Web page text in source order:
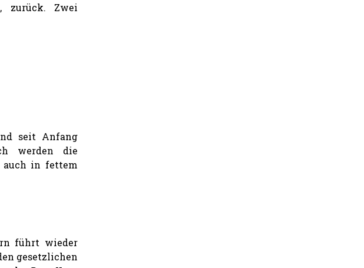
zurück. Zwei
seit Anfang
werden die
auch in fettem
führt wieder
gesetzlichen